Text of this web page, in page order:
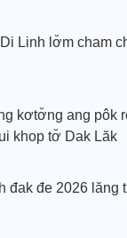
Linh lơ̆m cham
kơtơ̆ng ang pôk
khop tơ̆ Dak Lăk
đak đe 2026 lăng